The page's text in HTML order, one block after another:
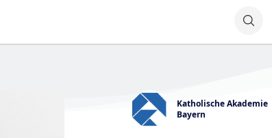
Katholische Akademie
Bayern